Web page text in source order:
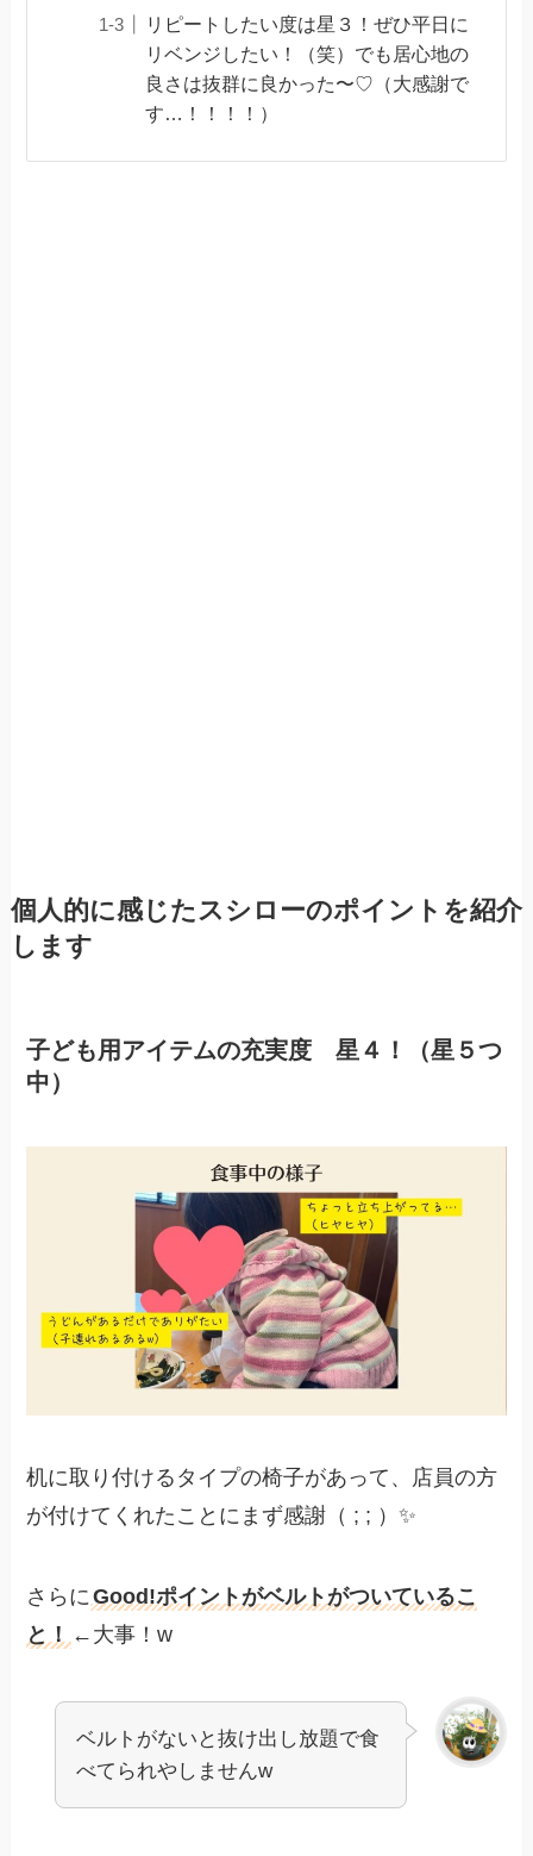
リピートしたい度は星３！ぜひ平日に
リベンジしたい！（笑）でも居心地の
良さは抜群に良かった〜♡（大感謝で
す…！！！！）
個人的に感じたスシローのポイントを紹介
します
子ども用アイテムの充実度 星４！（星５つ
中）
机に取り付けるタイプの椅子があって、店員の方
が付けてくれたことにまず感謝（ ; ; ）✨
さらに Good!ポイントがベルトがついているこ
と！ ←大事！w
ベルトがないと抜け出し放題で食
べてられやしませんw